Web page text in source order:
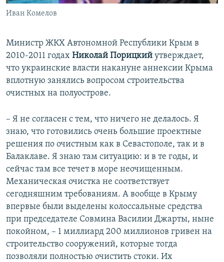
Иван Комелов
Министр ЖКХ Автономной Республики Крым в
2010-2011 годах Николай Порицкий утверждает,
что украинские власти накануне аннексии Крыма
вплотную занялись вопросом строительства
очистных на полуострове.
– Я не согласен с тем, что ничего не делалось. Я
знаю, что готовились очень большие проектные
решения по очистным как в Севастополе, так и в
Балаклаве. Я знаю там ситуацию: и в те годы, и
сейчас там все течет в море неочищенным.
Механическая очистка не соответствует
сегодняшним требованиям. А вообще в Крыму
впервые были выделены колоссальные средства
при председателе Совмина Василии Джарты, ныне
покойном, – 1 миллиард 200 миллионов гривен на
строительство сооружений, которые тогда
позволяли полностью очистить стоки. Их